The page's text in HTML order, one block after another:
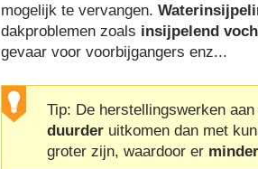
mogelijk te vervangen.
dakproblemen zoals insijpelend
gevaar voor voorbijgangers enz...
Tip: De herstellingswerken
duurder uitkomen dan met
groter zijn, waardoor er